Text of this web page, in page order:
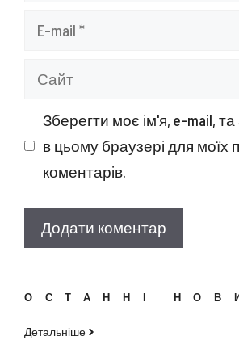
Сайт
Зберегти моє ім'я, e-mail,
в цьому браузері для моїх
коментарів.
ОСТАННІ
Детальніше